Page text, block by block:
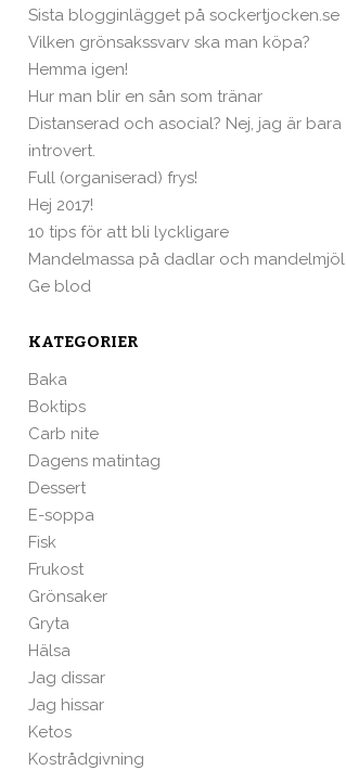
Sista blogginlägget på sockertjocken.se
Vilken grönsakssvarv ska man köpa?
Hemma igen!
Hur man blir en sån som tränar
Distanserad och asocial? Nej, jag är bara
introvert.
Full (organiserad) frys!
Hej 2017!
10 tips för att bli lyckligare
Mandelmassa på dadlar och mandelmjöl
Ge blod
KATEGORIER
Baka
Boktips
Carb nite
Dagens matintag
Dessert
E-soppa
Fisk
Frukost
Grönsaker
Gryta
Hälsa
Jag dissar
Jag hissar
Ketos
Kostrådgivning